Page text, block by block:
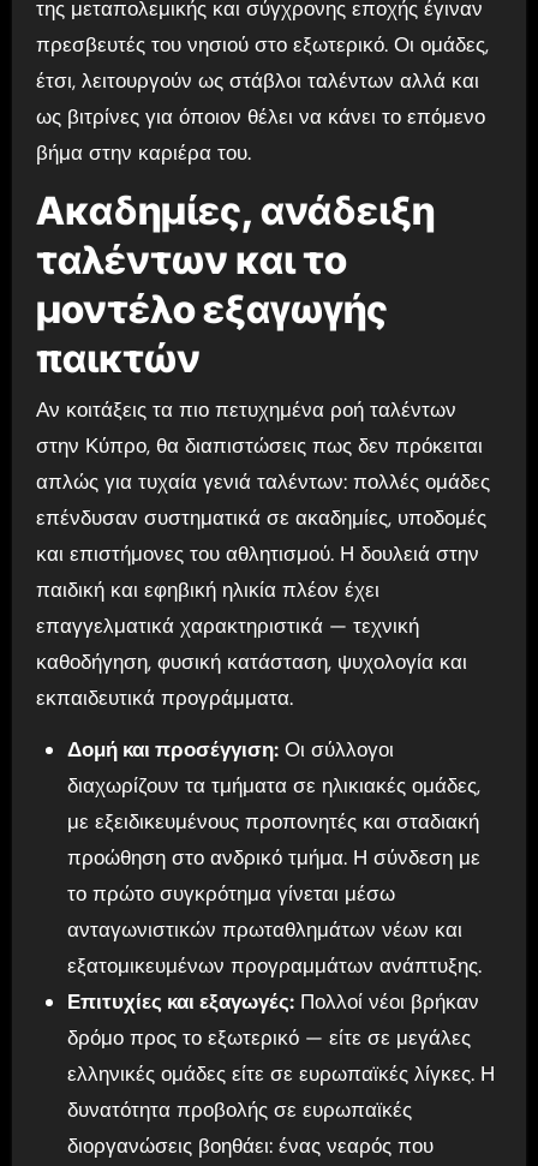
της μεταπολεμικής και σύγχρονης εποχής έγιναν
πρεσβευτές του νησιού στο εξωτερικό. Οι ομάδες,
έτσι, λειτουργούν ως στάβλοι ταλέντων αλλά και
ως βιτρίνες για όποιον θέλει να κάνει το επόμενο
βήμα στην καριέρα του.
Ακαδημίες, ανάδειξη
ταλέντων και το
μοντέλο εξαγωγής
παικτών
Αν κοιτάξεις τα πιο πετυχημένα ροή ταλέντων
στην Κύπρο, θα διαπιστώσεις πως δεν πρόκειται
απλώς για τυχαία γενιά ταλέντων: πολλές ομάδες
επένδυσαν συστηματικά σε ακαδημίες, υποδομές
και επιστήμονες του αθλητισμού. Η δουλειά στην
παιδική και εφηβική ηλικία πλέον έχει
επαγγελματικά χαρακτηριστικά — τεχνική
καθοδήγηση, φυσική κατάσταση, ψυχολογία και
εκπαιδευτικά προγράμματα.
Δομή και προσέγγιση:Οι σύλλογοι
διαχωρίζουν τα τμήματα σε ηλικιακές ομάδες,
με εξειδικευμένους προπονητές και σταδιακή
προώθηση στο ανδρικό τμήμα. Η σύνδεση με
το πρώτο συγκρότημα γίνεται μέσω
ανταγωνιστικών πρωταθλημάτων νέων και
εξατομικευμένων προγραμμάτων ανάπτυξης.
Επιτυχίες και εξαγωγές:Πολλοί νέοι βρήκαν
δρόμο προς το εξωτερικό — είτε σε μεγάλες
ελληνικές ομάδες είτε σε ευρωπαϊκές λίγκες. Η
δυνατότητα προβολής σε ευρωπαϊκές
διοργανώσεις βοηθάει: ένας νεαρός που